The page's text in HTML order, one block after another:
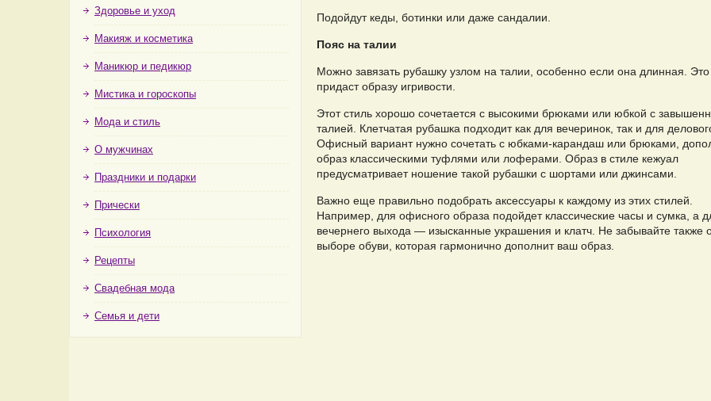
Подойдут кеды, ботинки или даже сандалии.
Пояс на талии
Можно завязать рубашку узлом на талии, особенно если она длинная. Это
придаст образу игривости.
Этот стиль хорошо сочетается с высокими брюками или юбкой с
талией. Клетчатая рубашка подходит как для вечеринок, так и для
Офисный вариант нужно сочетать с юбками-карандаш или брюками,
образ классическими туфлями или лоферами. Образ в стиле кежуал
предусматривает ношение такой рубашки с шортами или джинсами.
Важно еще правильно подобрать аксессуары к каждому из этих стилей.
Например, для офисного образа подойдет классические часы и сумка, а
вечернего выхода — изысканные украшения и клатч. Не забывайте также
выборе обуви, которая гармонично дополнит ваш образ.
Здоровье и уход
Макияж и косметика
Маникюр и педикюр
Мистика и гороскопы
Мода и стиль
О мужчинах
Праздники и подарки
Прически
Психология
Рецепты
Свадебная мода
Семья и дети